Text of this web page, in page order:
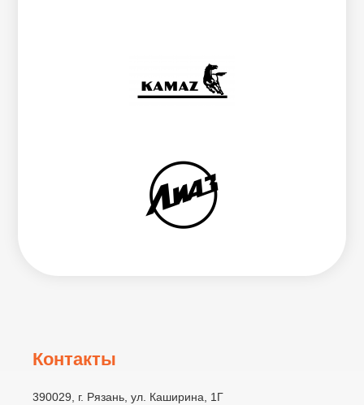
Контакты
390029, г. Рязань, ул. Каширина, 1Г